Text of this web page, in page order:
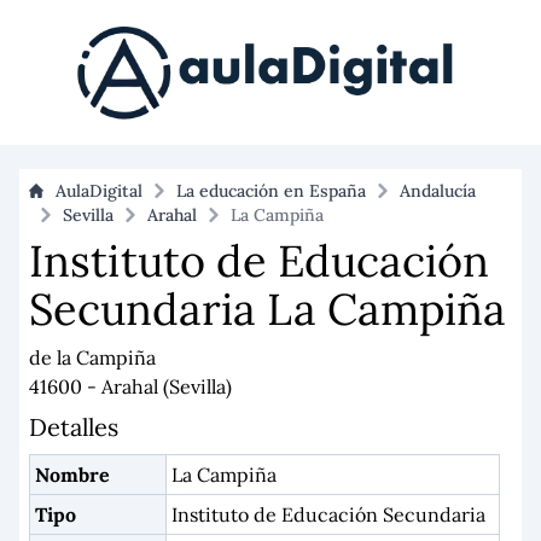
AulaDigital La educación en España
Andalucía
Sevilla
Arahal La Campiña
Instituto de Educación
Secundaria La Campiña
de la Campiña
41600 - Arahal (Sevilla)
Detalles
Nombre
La Campiña
Tipo
Instituto de Educación Secundaria